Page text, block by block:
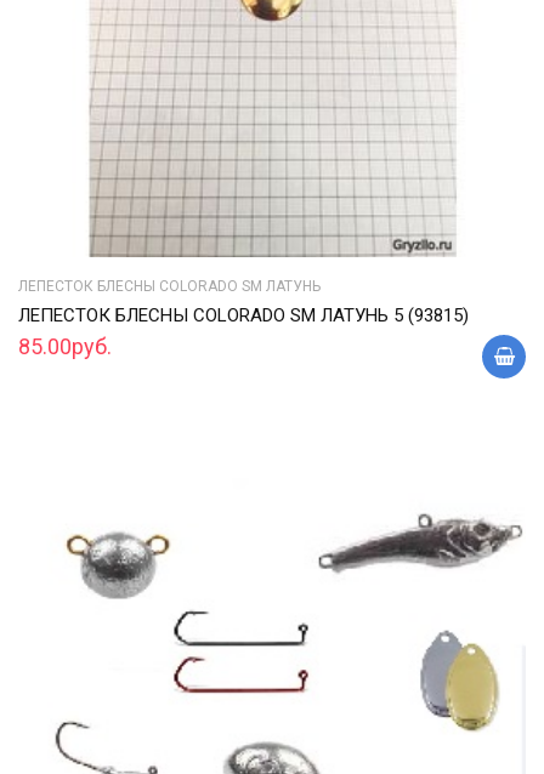
ЛЕПЕСТОК БЛЕСНЫ COLORADO SM ЛАТУНЬ
ЛЕПЕСТОК БЛЕСНЫ COLORADO SM ЛАТУНЬ 5 (93815)
85.00руб.